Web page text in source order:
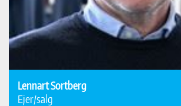
Lennart Sortberg
Ejer/salg